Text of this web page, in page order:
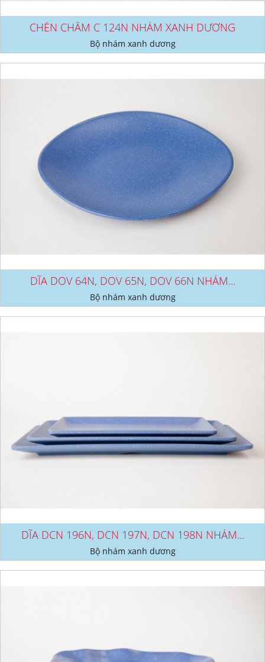
CHÉN CHẤM C 124N NHÁM XANH DƯƠNG
Bộ nhám xanh dương
DĨA DOV 64N, DOV 65N, DOV 66N NHÁM...
Bộ nhám xanh dương
DĨA DCN 196N, DCN 197N, DCN 198N NHÁM...
Bộ nhám xanh dương